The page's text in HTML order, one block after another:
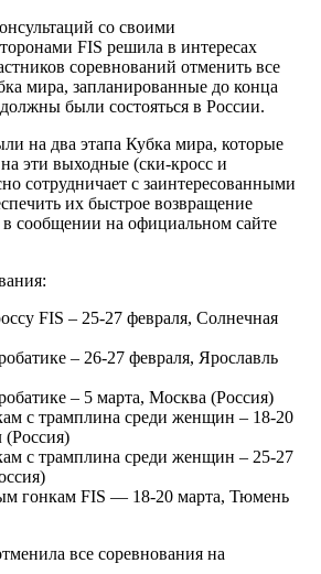
со своими
FIS решила в интересах
соревнований отменить все
мира, запланированные до конца
были состояться в России.
на два этапа Кубка мира, которые
эти выходные (ски-кросс и
сотрудничает с заинтересованными
их быстрое возвращение
сообщении на официальном сайте
FIS – 25-27 февраля, Солнечная
– 26-27 февраля, Ярославль
– 5 марта, Москва (Россия)
с трамплина среди женщин – 18-20
с трамплина среди женщин – 25-27
гонкам FIS — 18-20 марта, Тюмень